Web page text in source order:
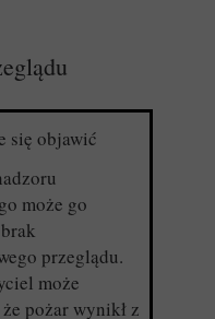
się objawić
może go
przeglądu.
może
pożar wynikł z